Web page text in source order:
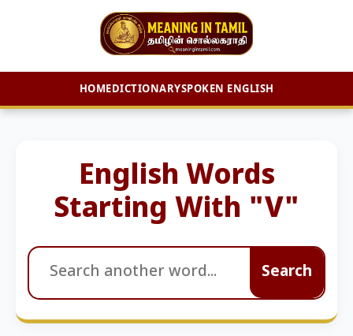
HOMEDICTIONARYSPOKEN ENGLISH
English Words
Starting With "V"
Search